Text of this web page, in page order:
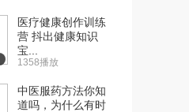
医疗健康创作训练
营 抖出健康知识
宝...
1358播放
中医服药方法你知
道吗，为什么有时